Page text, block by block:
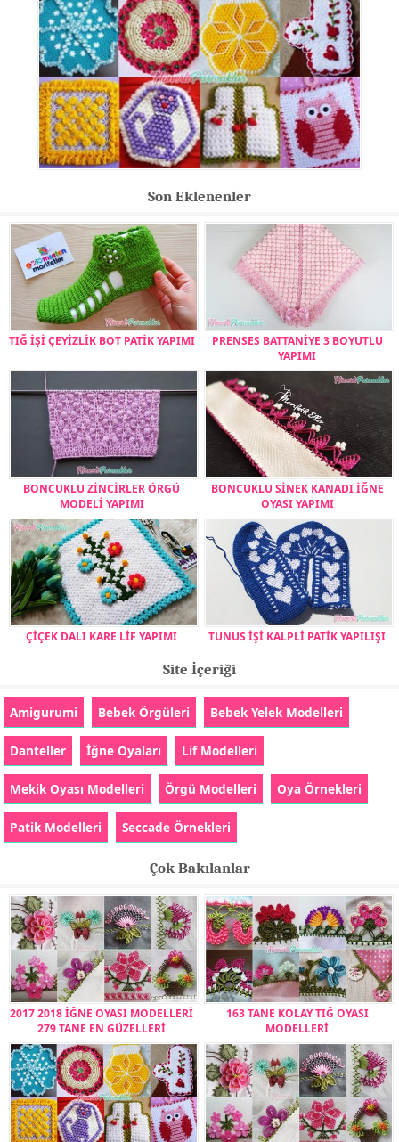
Son Eklenenler
TIĞ İŞİ ÇEYİZLİK BOT PATİK YAPIMI
PRENSES BATTANİYE 3 BOYUTLU
YAPIMI
BONCUKLU ZİNCİRLER ÖRGÜ
MODELİ YAPIMI
BONCUKLU SİNEK KANADI İĞNE
OYASI YAPIMI
ÇİÇEK DALI KARE LİF YAPIMI TUNUS İŞİ KALPLİ PATİK YAPILIŞI
Site İçeriği
Amigurumi Bebek Örgüleri Bebek Yelek Modelleri
Danteller İğne Oyaları Lif Modelleri
Mekik Oyası Modelleri Örgü Modelleri Oya Örnekleri
Patik Modelleri Seccade Örnekleri
Çok Bakılanlar
2017 2018 İĞNE OYASI MODELLERİ
279 TANE EN GÜZELLERİ
163 TANE KOLAY TIĞ OYASI
MODELLERİ